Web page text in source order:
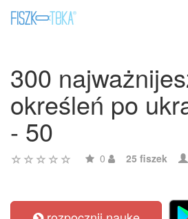
300
określeń po
- 50
0 25 fiszek